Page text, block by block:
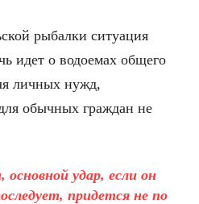
рыбалки ситуация
идет о водоемах общего
личных нужд,
обычных граждан не
удар, если он
придется не по